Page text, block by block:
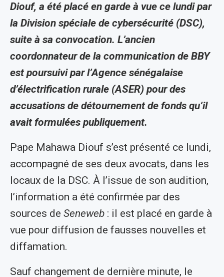
Diouf, a été placé en garde à vue ce lundi par
la Division spéciale de cybersécurité (DSC),
suite à sa convocation. L’ancien
coordonnateur de la communication de BBY
est poursuivi par l’Agence sénégalaise
d’électrification rurale (ASER) pour des
accusations de détournement de fonds qu’il
avait formulées publiquement.
Pape Mahawa Diouf s’est présenté ce lundi,
accompagné de ses deux avocats, dans les
locaux de la DSC. À l’issue de son audition,
l’information a été confirmée par des
sources de Seneweb : il est placé en garde à
vue pour diffusion de fausses nouvelles et
diffamation.
Sauf changement de dernière minute, le